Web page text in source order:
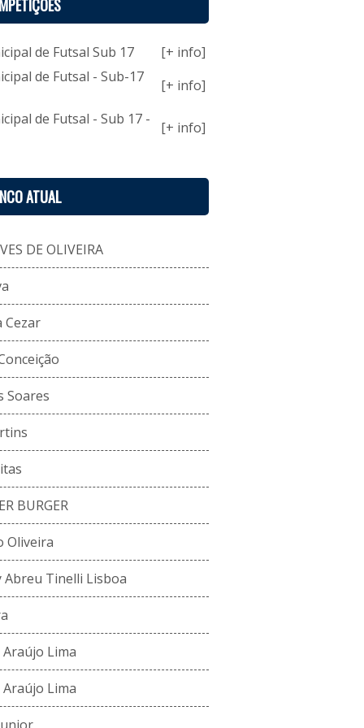
de Futsal Sub 17
[+ info]
de Futsal - Sub-17
[+ info]
de Futsal - Sub 17 -
[+ info]
ATUAL
DE OLIVEIRA
Cezar
Soares
BURGER
Oliveira
Tinelli Lisboa
Lima
Lima